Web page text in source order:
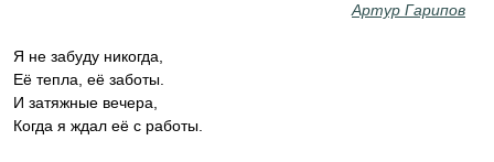
Артур Гарипов
Я не забуду никогда,
Её тепла, её заботы.
И затяжные вечера,
Когда я ждал её с работы.